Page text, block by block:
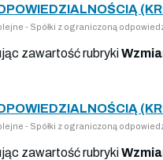
- Spółki z ograniczoną
zawartość rubryki
- Spółki z ograniczoną
zawartość rubryki